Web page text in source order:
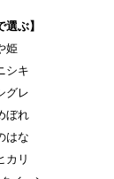
選ぶ】
姫
シキ
グレ
ぼれ
はな
カリ